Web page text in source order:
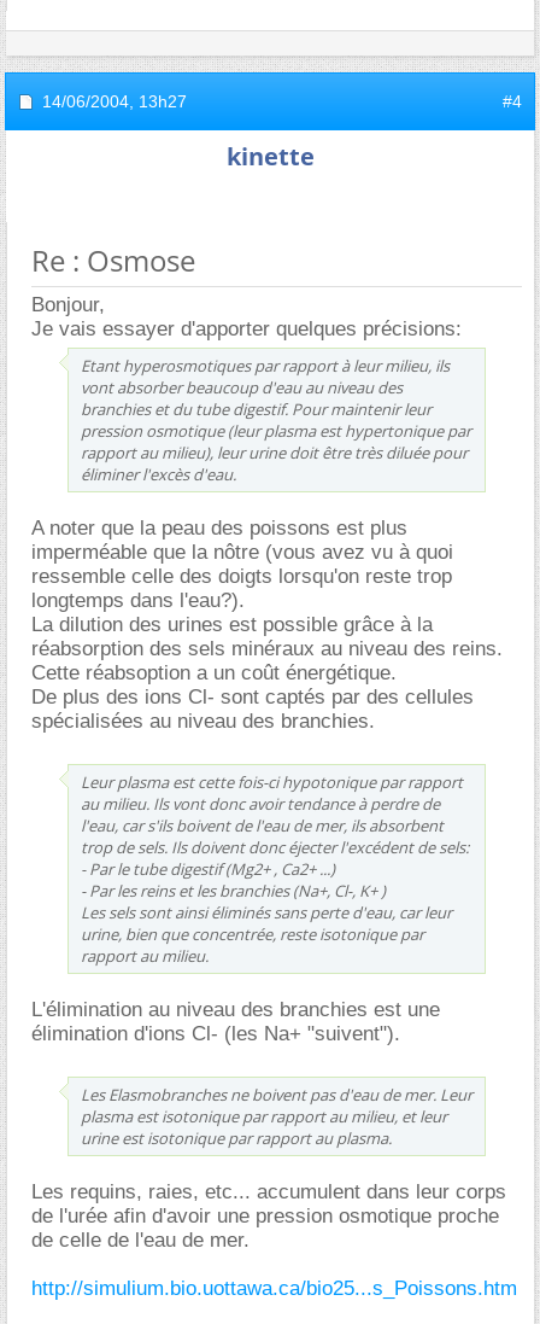
14/06/2004, 13h27 #4
kinette
Re : Osmose
Bonjour,
Je vais essayer d'apporter quelques précisions:
Etant hyperosmotiques par rapport à leur milieu, ils
vont absorber beaucoup d'eau au niveau des
branchies et du tube digestif. Pour maintenir leur
pression osmotique (leur plasma est hypertonique par
rapport au milieu), leur urine doit être très diluée pour
éliminer l'excès d'eau.
A noter que la peau des poissons est plus
imperméable que la nôtre (vous avez vu à quoi
ressemble celle des doigts lorsqu'on reste trop
longtemps dans l'eau?).
La dilution des urines est possible grâce à la
réabsorption des sels minéraux au niveau des reins.
Cette réabsoption a un coût énergétique.
De plus des ions Cl- sont captés par des cellules
spécialisées au niveau des branchies.
Leur plasma est cette fois-ci hypotonique par rapport
au milieu. Ils vont donc avoir tendance à perdre de
l'eau, car s'ils boivent de l'eau de mer, ils absorbent
trop de sels. Ils doivent donc éjecter l'excédent de sels:
- Par le tube digestif (Mg2+ , Ca2+ ...)
- Par les reins et les branchies (Na+, Cl-, K+ )
Les sels sont ainsi éliminés sans perte d'eau, car leur
urine, bien que concentrée, reste isotonique par
rapport au milieu.
L'élimination au niveau des branchies est une
élimination d'ions Cl- (les Na+ "suivent").
Les Elasmobranches ne boivent pas d'eau de mer. Leur
plasma est isotonique par rapport au milieu, et leur
urine est isotonique par rapport au plasma.
Les requins, raies, etc... accumulent dans leur corps
de l'urée afin d'avoir une pression osmotique proche
de celle de l'eau de mer.
http://simulium.bio.uottawa.ca/bio25...s_Poissons.htm